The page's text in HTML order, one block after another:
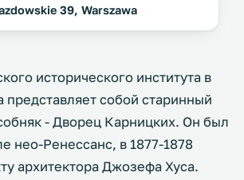
39, Warszawa
исторического института в
представляет собой старинный
- Дворец Карницких. Он был
нео-Ренессанс, в 1877-1878
архитектора Джозефа Хуса.